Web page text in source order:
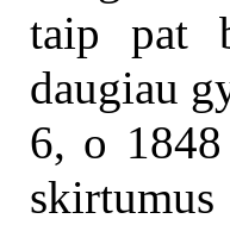
taip pat
daugiau
6, o